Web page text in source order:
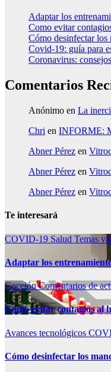
Adaptar los
Como evitar
Cómo desinfectar los
Covid-19: guía para
Coronavirus:
Comentarios
Anónimo en La
Chri en INFORME:
Abner Pérez en
Abner Pérez en
Abner Pérez en
Te interesará
COVID-19 Salud Temas
Adaptar los
CocciónComentarios de
Como evitar contagios al
Avances tecnológicos
Cómo desinfectar los